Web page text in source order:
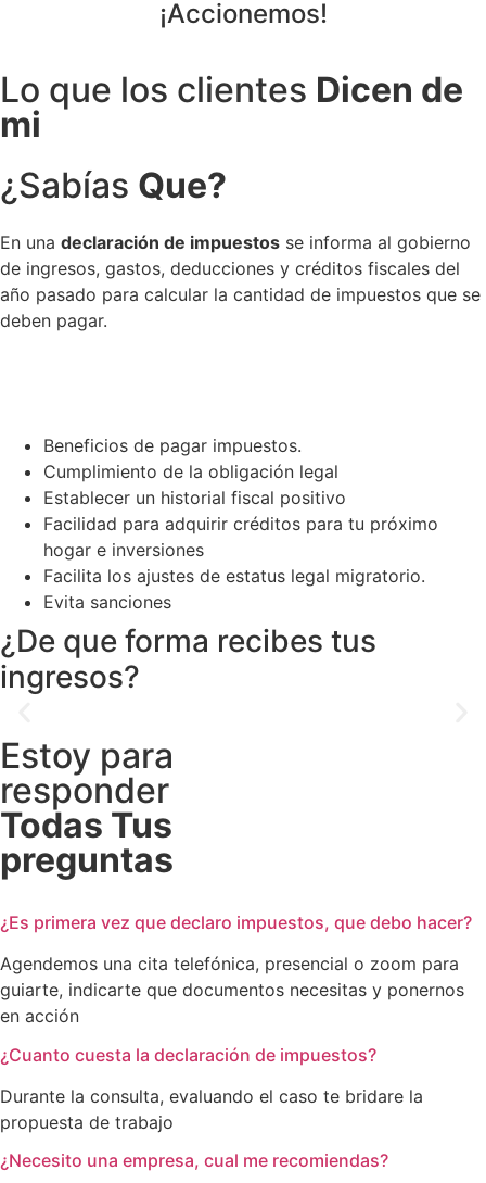
¡Accionemos!
Lo que los clientes Dicen de
mi
¿Sabías Que?
En una declaración de impuestos se informa al gobierno
de ingresos, gastos, deducciones y créditos fiscales del
año pasado para calcular la cantidad de impuestos que se
deben pagar.
Beneficios de pagar impuestos.
Cumplimiento de la obligación legal
Establecer un historial fiscal positivo
Facilidad para adquirir créditos para tu próximo
hogar e inversiones
Facilita los ajustes de estatus legal migratorio.
Evita sanciones
¿De que forma recibes tus
ingresos?
Estoy para
responder
Todas Tus
preguntas
¿Es primera vez que declaro impuestos, que debo hacer?
Agendemos una cita telefónica, presencial o zoom para
guiarte, indicarte que documentos necesitas y ponernos
en acción
¿Cuanto cuesta la declaración de impuestos?
Durante la consulta, evaluando el caso te bridare la
propuesta de trabajo
¿Necesito una empresa, cual me recomiendas?